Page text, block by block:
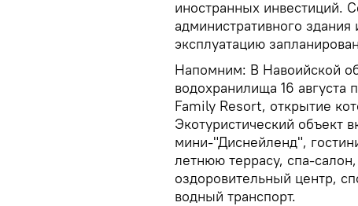
иностранных инвестиций.
административного
эксплуатацию
Напомним: В Навоийской
водохранилища 16 августа
Family Resort, открытие
Экотуристический объект
мини-"Диснейленд",
летнюю террасу, спа-
оздоровительный центр,
водный транспорт.